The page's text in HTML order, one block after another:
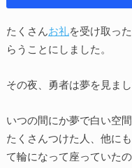
たくさんお礼を受け取っ
らうことにしました。
その夜、勇者は夢を見まし
いつの間にか夢で白い空
たくさんつけた人、他に
て輪になって座っていたの